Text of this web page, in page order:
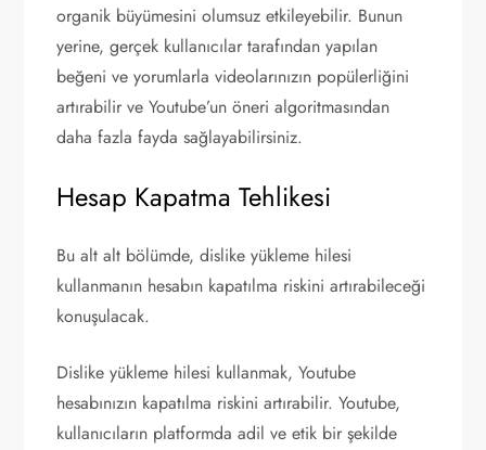
organik büyümesini olumsuz etkileyebilir. Bunun
yerine, gerçek kullanıcılar tarafından yapılan
beğeni ve yorumlarla videolarınızın popülerliğini
artırabilir ve Youtube’un öneri algoritmasından
daha fazla fayda sağlayabilirsiniz.
Hesap Kapatma Tehlikesi
Bu alt alt bölümde, dislike yükleme hilesi
kullanmanın hesabın kapatılma riskini artırabileceği
konuşulacak.
Dislike yükleme hilesi kullanmak, Youtube
hesabınızın kapatılma riskini artırabilir. Youtube,
kullanıcıların platformda adil ve etik bir şekilde